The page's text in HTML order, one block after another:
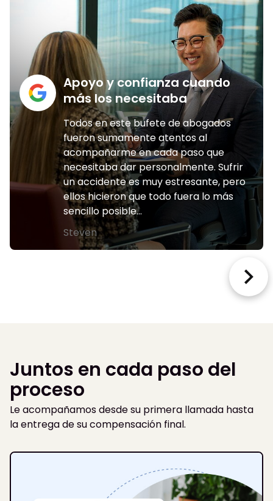
Apoyo y confianza cuando
más los necesitaba
Todos en este bufete de abogados
fueron sumamente atentos al
acompañarme en cada paso que
necesitaba dar personalmente. Sufrir
un accidente es muy estresante, pero
ellos hicieron que todo fuera lo más
sencillo posible…
Steven
Juntos en cada paso del
proceso
Le acompañamos desde su primera llamada hasta
la entrega de su compensación final.